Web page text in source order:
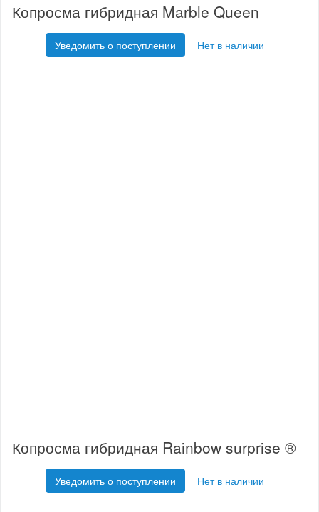
Копросма гибридная Marble Queen
Уведомить о поступлении Нет в наличии
Копросма гибридная Rainbow surprise ®
Уведомить о поступлении Нет в наличии